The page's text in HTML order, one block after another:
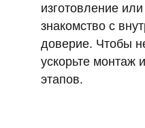
изготовление
знакомство с
доверие. Чтобы
ускорьте монтаж
этапов.